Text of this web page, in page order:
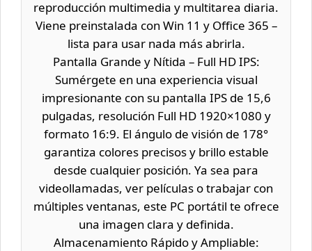
reproducción multimedia y multitarea diaria.
Viene preinstalada con Win 11 y Office 365 –
lista para usar nada más abrirla.
Pantalla Grande y Nítida – Full HD IPS:
Sumérgete en una experiencia visual
impresionante con su pantalla IPS de 15,6
pulgadas, resolución Full HD 1920×1080 y
formato 16:9. El ángulo de visión de 178°
garantiza colores precisos y brillo estable
desde cualquier posición. Ya sea para
videollamadas, ver películas o trabajar con
múltiples ventanas, este PC portátil te ofrece
una imagen clara y definida.
Almacenamiento Rápido y Ampliable: